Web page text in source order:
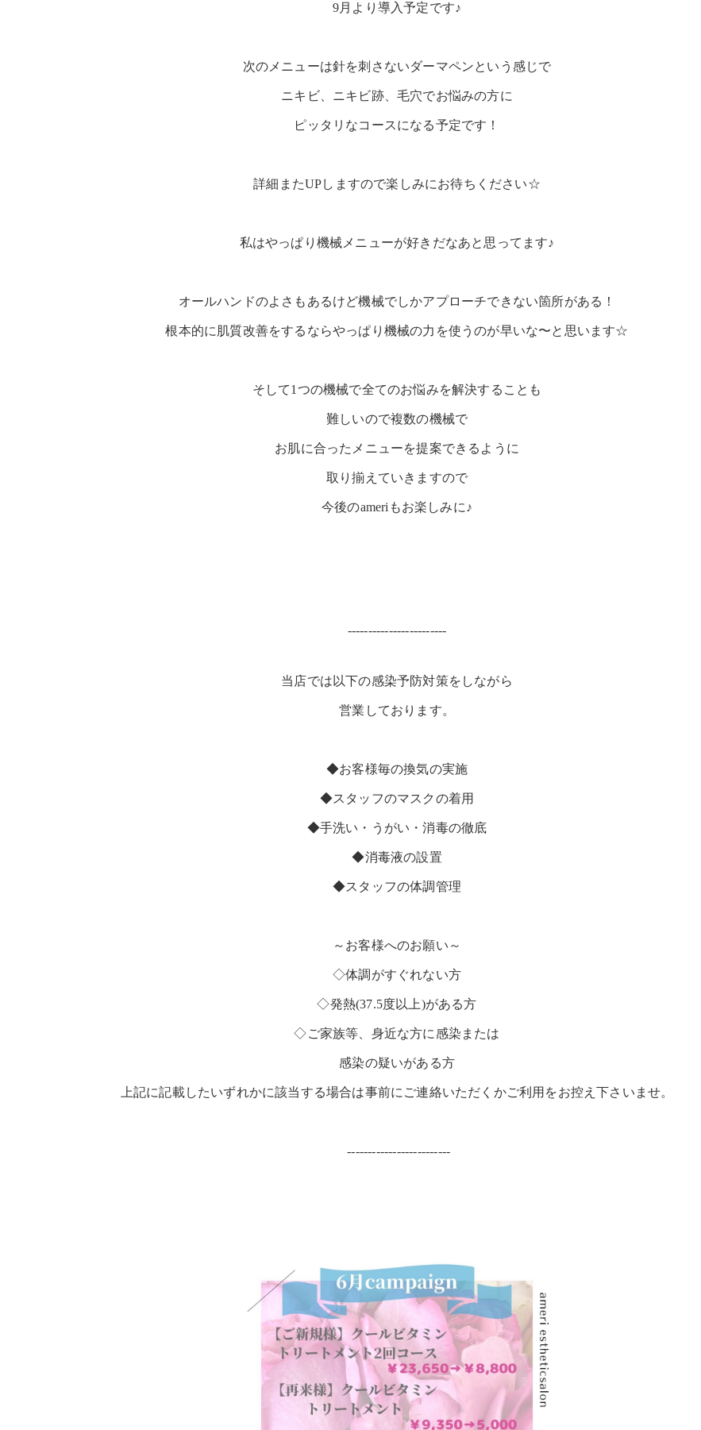
9月より導入予定です♪
次のメニューは針を刺さないダーマペンという感じで
ニキビ、ニキビ跡、毛穴でお悩みの方に
ピッタリなコースになる予定です！
詳細またUPしますので楽しみにお待ちください☆
私はやっぱり機械メニューが好きだなあと思ってます♪
オールハンドのよさもあるけど機械でしかアプローチできない箇所がある！
根本的に肌質改善をするならやっぱり機械の力を使うのが早いな〜と思います☆
そして1つの機械で全てのお悩みを解決することも
難しいので複数の機械で
お肌に合ったメニューを提案できるように
取り揃えていきますので
今後のameriもお楽しみに♪
------------------------
当店では以下の感染予防対策をしながら
営業しております。
◆お客様毎の換気の実施
◆スタッフのマスクの着用
◆手洗い・うがい・消毒の徹底
◆消毒液の設置
◆スタッフの体調管理
～お客様へのお願い～
◇体調がすぐれない方
◇発熱(37.5度以上)がある方
◇ご家族等、身近な方に感染または
感染の疑いがある方
上記に記載したいずれかに該当する場合は事前にご連絡いただくかご利用をお控え下さいませ。
-------------------------